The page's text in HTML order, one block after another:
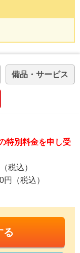
備品・サービス
特別料金を申し受
税込）
（税込）
る